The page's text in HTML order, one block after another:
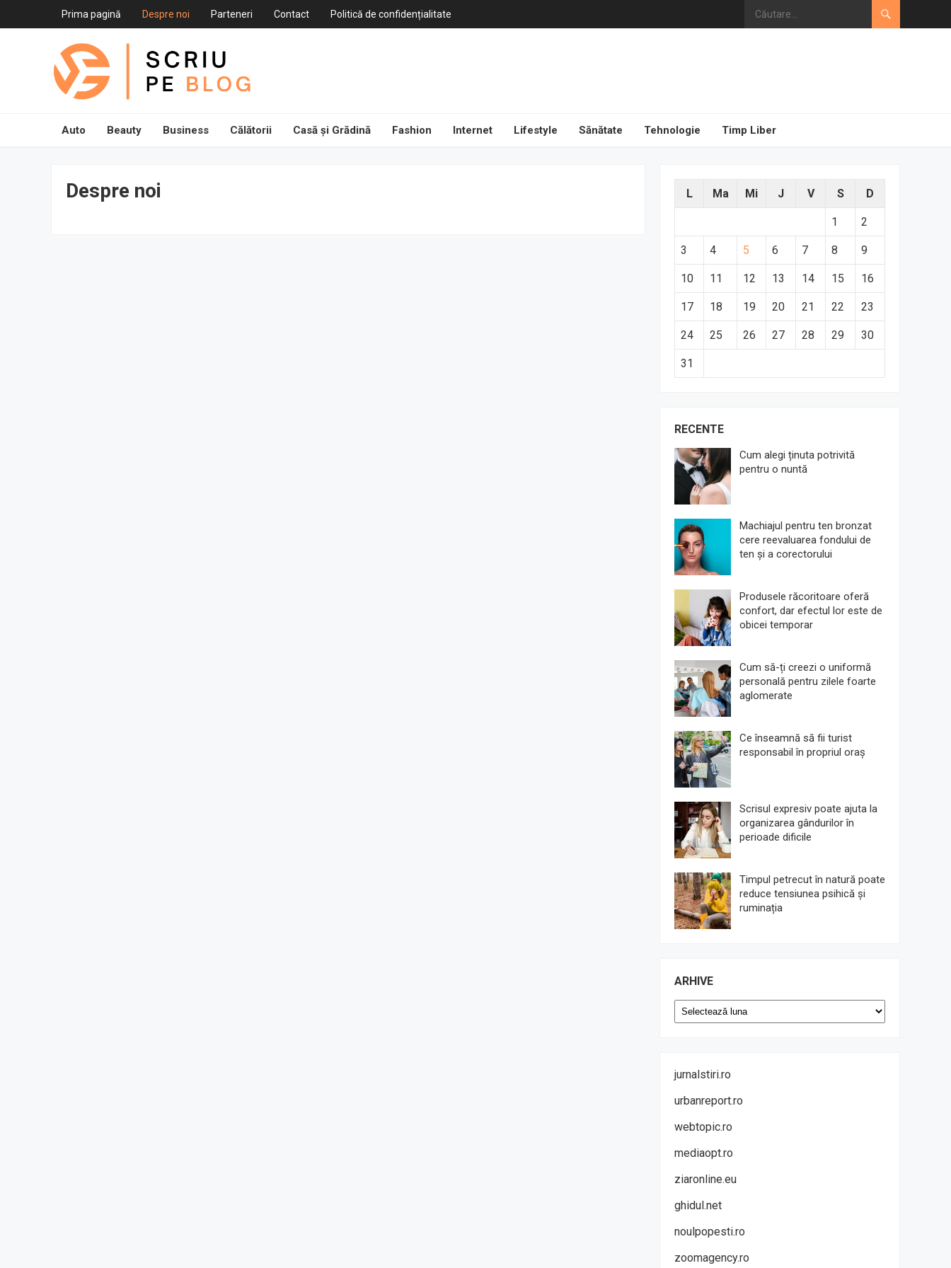
Prima pagină Despre noi Parteneri Contact Politică de confidențialitate
Auto Beauty Business Călătorii Casă și Grădină Fashion Internet Lifestyle Sănătate Tehnologie Timp Liber
Despre noi L Ma Mi J V S D
1 2
3 4 5 6 7 8 9
10 11 12 13 14 15 16
17 18 19 20 21 22 23
24 25 26 27 28 29 30
31
RECENTE
Cum alegi ținuta potrivită
pentru o nuntă
Machiajul pentru ten bronzat
cere reevaluarea fondului de
ten și a corectorului
Produsele răcoritoare oferă
confort, dar efectul lor este de
obicei temporar
Cum să-ți creezi o uniformă
personală pentru zilele foarte
aglomerate
Ce înseamnă să fii turist
responsabil în propriul oraș
Scrisul expresiv poate ajuta la
organizarea gândurilor în
perioade dificile
Timpul petrecut în natură poate
reduce tensiunea psihică și
ruminația
ARHIVE
Arhive
jurnalstiri.ro
urbanreport.ro
webtopic.ro
mediaopt.ro
ziaronline.eu
ghidul.net
noulpopesti.ro
zoomagency.ro